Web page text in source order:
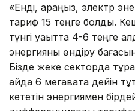
«Енді, қараңыз, электр
тариф 15 теңге болды.
түнгі уақытта 4-6 теңге
энергияны өндіру
Бізде жеке секторда
айда 6 мегаватқа дейін
кететін энергиямен